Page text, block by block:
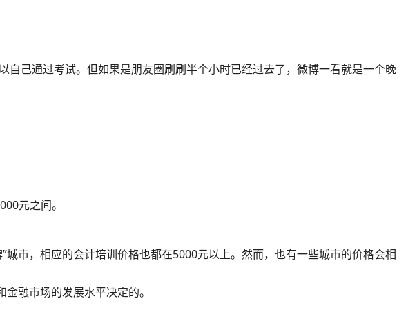
自己通过考试。但如果是朋友圈刷刷半个小时已经过去了，微博一看就是一个晚
元之间。
城市，相应的会计培训价格也都在5000元以上。然而，也有一些城市的价格会相
融市场的发展水平决定的。